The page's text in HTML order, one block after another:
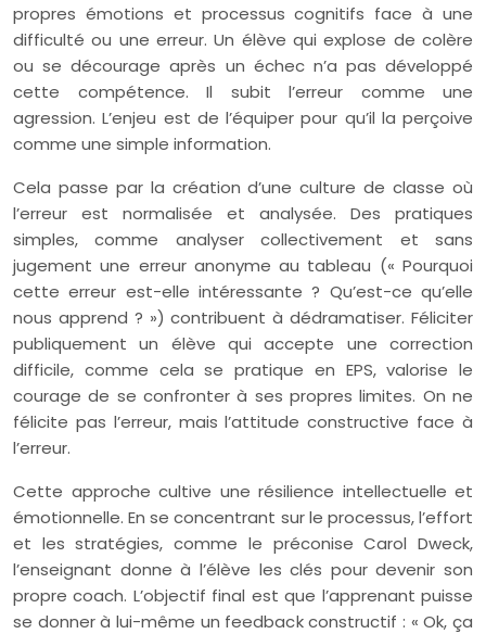
propres émotions et processus cognitifs face à une
difficulté ou une erreur. Un élève qui explose de colère
ou se décourage après un échec n’a pas développé
cette compétence. Il subit l’erreur comme une
agression. L’enjeu est de l’équiper pour qu’il la perçoive
comme une simple information.
Cela passe par la création d’une culture de classe où
l’erreur est normalisée et analysée. Des pratiques
simples, comme analyser collectivement et sans
jugement une erreur anonyme au tableau (« Pourquoi
cette erreur est-elle intéressante ? Qu’est-ce qu’elle
nous apprend ? ») contribuent à dédramatiser. Féliciter
publiquement un élève qui accepte une correction
difficile, comme cela se pratique en EPS, valorise le
courage de se confronter à ses propres limites. On ne
félicite pas l’erreur, mais l’attitude constructive face à
l’erreur.
Cette approche cultive une résilience intellectuelle et
émotionnelle. En se concentrant sur le processus, l’effort
et les stratégies, comme le préconise Carol Dweck,
l’enseignant donne à l’élève les clés pour devenir son
propre coach. L’objectif final est que l’apprenant puisse
se donner à lui-même un feedback constructif : « Ok, ça